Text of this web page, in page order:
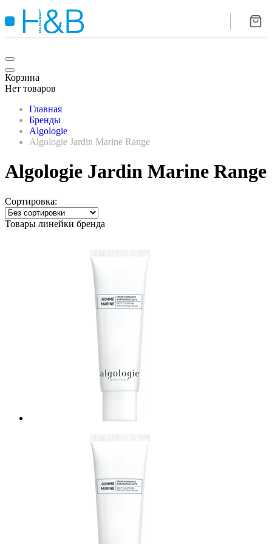
Корзина
Нет товаров
Главная
Бренды
Algologie
Algologie Jardin Marine Range
Algologie Jardin Marine Range
Сортировка:
Товары линейки бренда